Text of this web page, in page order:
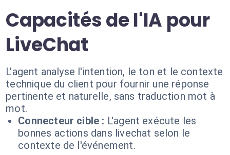
Capacités de l'IA pour
LiveChat
L'agent analyse l'intention, le ton et le contexte
technique du client pour fournir une réponse
pertinente et naturelle, sans traduction mot à
mot.
Connecteur cible : L'agent exécute les
bonnes actions dans livechat selon le
contexte de l'événement.